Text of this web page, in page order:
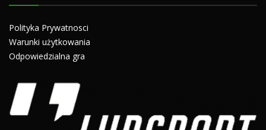
Polityka Prywatnosci
Warunki użytkowania
Odpowiedzialna gra